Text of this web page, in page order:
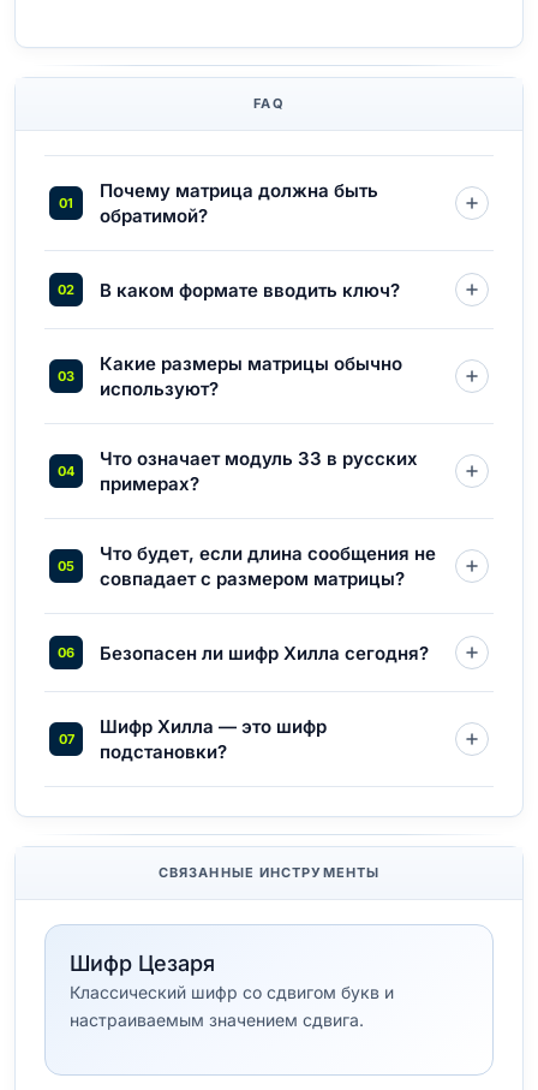
FAQ
Почему матрица должна быть
обратимой?
В каком формате вводить ключ?
Какие размеры матрицы обычно
используют?
Что означает модуль 33 в русских
примерах?
Что будет, если длина сообщения не
совпадает с размером матрицы?
Безопасен ли шифр Хилла сегодня?
Шифр Хилла — это шифр
подстановки?
СВЯЗАННЫЕ ИНСТРУМЕНТЫ
Шифр Цезаря
Классический шифр со сдвигом букв и
настраиваемым значением сдвига.